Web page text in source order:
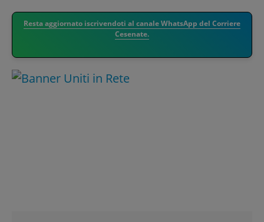
Resta aggiornato iscrivendoti al canale WhatsApp del Corriere
Cesenate.